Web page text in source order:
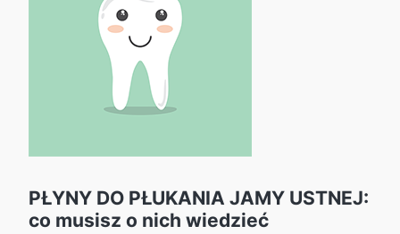
PŁYNY DO PŁUKANIA JAMY USTNEJ:
co musisz o nich wiedzieć